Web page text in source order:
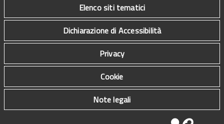
Elenco siti tematici
Dichiarazione di Accessibilità
Privacy
Cookie
Note legali